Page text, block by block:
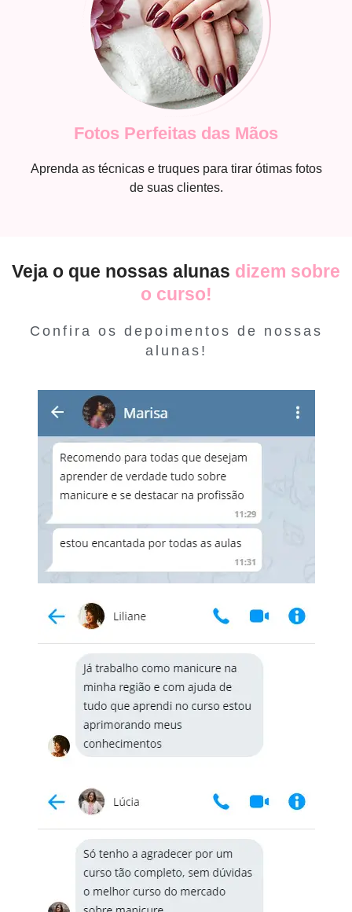
Fotos Perfeitas das Mãos
Aprenda as técnicas e truques para tirar ótimas fotos
de suas clientes.
Veja o que nossas alunas dizem sobre
o curso!
Confira os depoimentos de nossas
alunas!